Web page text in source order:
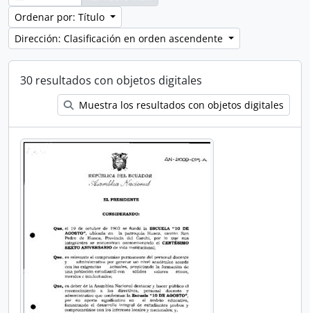
Ordenar por: Título
Dirección: Clasificación en orden ascendente
30 resultados con objetos digitales
Muestra los resultados con objetos digitales